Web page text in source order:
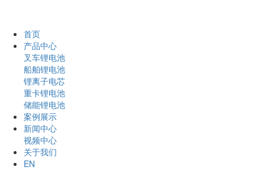
首页
产品中心
叉车锂电池
船舶锂电池
锂离子电芯
重卡锂电池
储能锂电池
案例展示
新闻中心
视频中心
关于我们
EN